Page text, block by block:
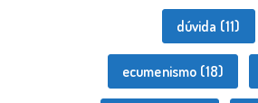
dúvida (11)
ecumenismo (18)